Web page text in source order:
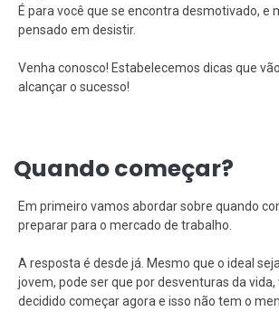
É para você que se encontra desmotivado, e
pensado em desistir.
Venha conosco! Estabelecemos dicas que
alcançar o sucesso!
Quando começar?
Em primeiro vamos abordar sobre quando
preparar para o mercado de trabalho.
A resposta é desde já. Mesmo que o ideal
jovem, pode ser que por desventuras da vida,
decidido começar agora e isso não tem o